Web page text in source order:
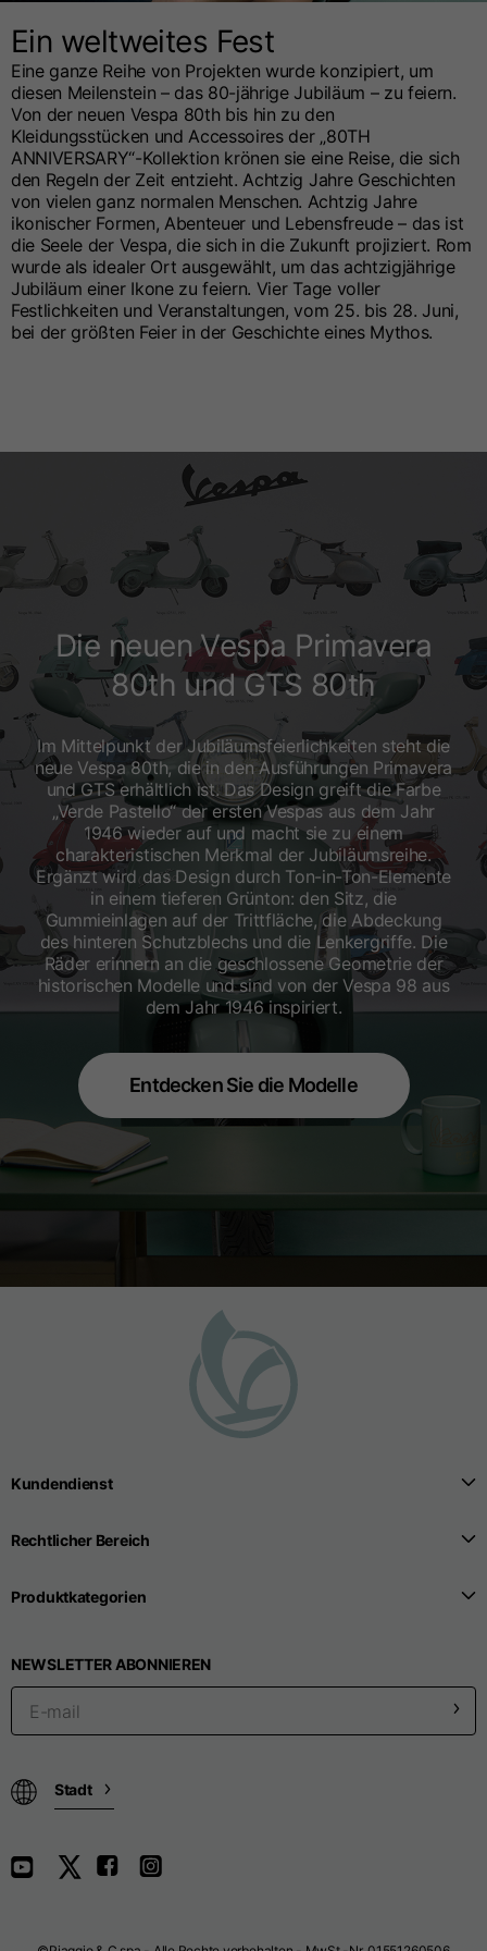
Ein weltweites Fest
Eine ganze Reihe von Projekten wurde konzipiert, um
diesen Meilenstein – das 80-jährige Jubiläum – zu feiern.
Von der neuen Vespa 80th bis hin zu den
Kleidungsstücken und Accessoires der „80TH
ANNIVERSARY“-Kollektion krönen sie eine Reise, die sich
den Regeln der Zeit entzieht. Achtzig Jahre Geschichten
von vielen ganz normalen Menschen. Achtzig Jahre
ikonischer Formen, Abenteuer und Lebensfreude – das ist
die Seele der Vespa, die sich in die Zukunft projiziert. Rom
wurde als idealer Ort ausgewählt, um das achtzigjährige
Jubiläum einer Ikone zu feiern. Vier Tage voller
Festlichkeiten und Veranstaltungen, vom 25. bis 28. Juni,
bei der größten Feier in der Geschichte eines Mythos.
Die neuen Vespa Primavera
80th und GTS 80th
Im Mittelpunkt der Jubiläumsfeierlichkeiten steht die
neue Vespa 80th, die in den Ausführungen Primavera
und GTS erhältlich ist. Das Design greift die Farbe
„Verde Pastello“ der ersten Vespas aus dem Jahr
1946 wieder auf und macht sie zu einem
charakteristischen Merkmal der Jubiläumsreihe.
Ergänzt wird das Design durch Ton-in-Ton-Elemente
in einem tieferen Grünton: den Sitz, die
Gummieinlagen auf der Trittfläche, die Abdeckung
des hinteren Schutzblechs und die Lenkergriffe. Die
Räder erinnern an die geschlossene Geometrie der
historischen Modelle und sind von der Vespa 98 aus
dem Jahr 1946 inspiriert.
Entdecken Sie die Modelle
Kundendienst
Rechtlicher Bereich
Produktkategorien
NEWSLETTER ABONNIEREN
Stadt